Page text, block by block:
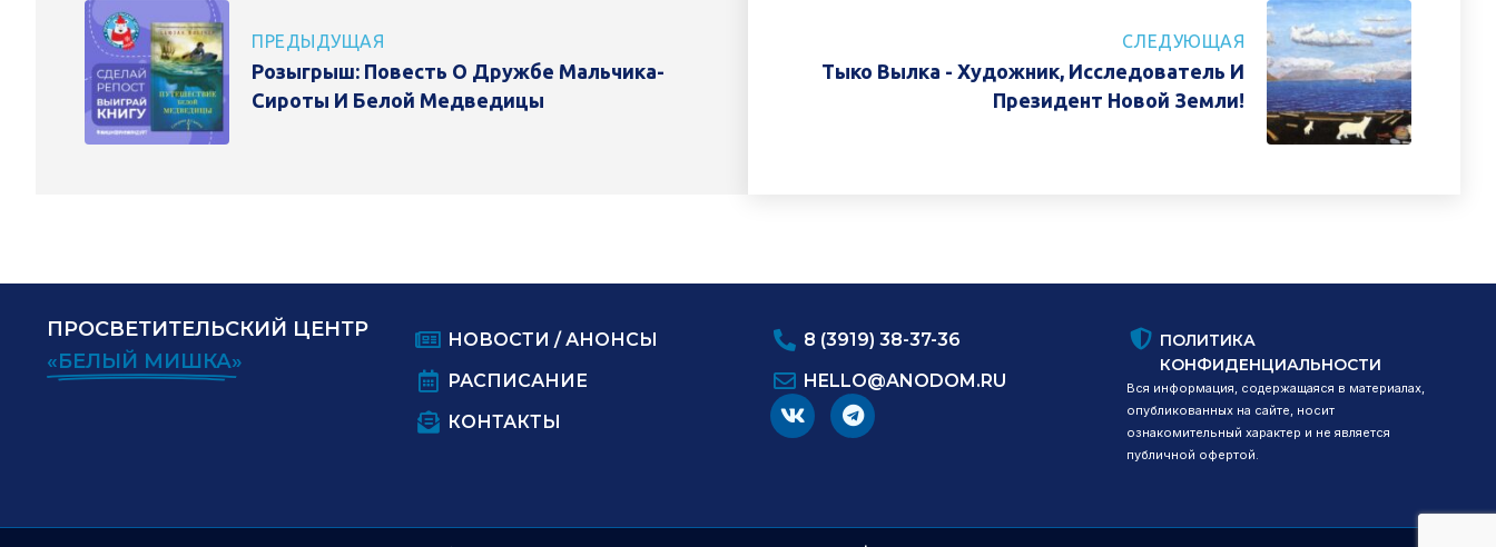
ПРЕДЫДУЩАЯ
Розыгрыш: Повесть О Дружбе Мальчика-
Сироты И Белой Медведицы
СЛЕДУЮЩАЯ
Тыко Вылка - Художник, Исследователь И
Президент Новой Земли!
ПРОСВЕТИТЕЛЬСКИЙ ЦЕНТР
«БЕЛЫЙ МИШКА»
НОВОСТИ / АНОНСЫ
РАСПИСАНИЕ
КОНТАКТЫ
8 (3919) 38-37-36
HELLO@ANODOM.RU
ПОЛИТИКА
КОНФИДЕНЦИАЛЬНОСТИ
Вся информация, содержащаяся в материалах,
опубликованных на сайте, носит
ознакомительный характер и не является
публичной офертой.